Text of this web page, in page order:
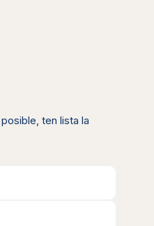
ten lista la